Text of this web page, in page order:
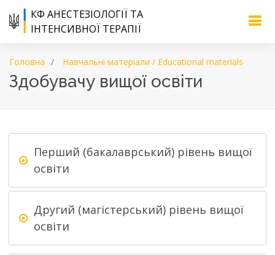
КФ АНЕСТЕЗІОЛОГІЇ ТА
ІНТЕНСИВНОЇ ТЕРАПІЇ
Головна Навчальні матеріали / Educational materials
Здобувачу вищої освіти
Перший (бакалаврський) рівень вищої
освіти
Другий (магістерський) рівень вищої
освіти